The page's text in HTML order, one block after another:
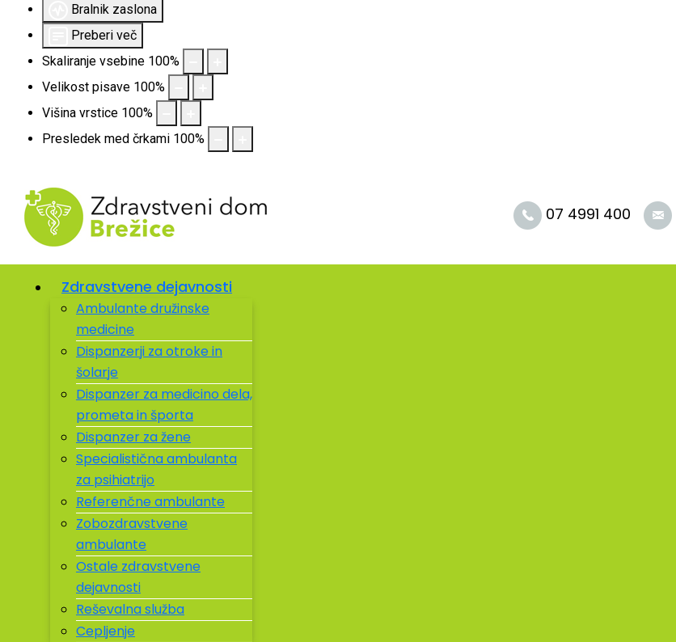
Bralnik zaslona
Preberi več
Skaliranje vsebine 100%
Velikost pisave 100%
Višina vrstice 100%
Presledek med črkami 100%
07 4991 400
Zdravstvene dejavnosti
Ambulante družinske
medicine
Dispanzerji za otroke in
šolarje
Dispanzer za medicino dela,
prometa in športa
Dispanzer za žene
Specialistična ambulanta
za psihiatrijo
Referenčne ambulante
Zobozdravstvene
ambulante
Ostale zdravstvene
dejavnosti
Reševalna služba
Cepljenje